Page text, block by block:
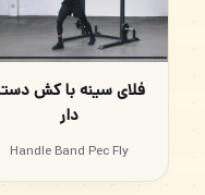
فلای سینه با کش
دار
Handle Band Pec Fly